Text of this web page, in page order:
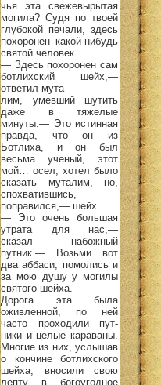
чья эта свежевырытая
могила? Судя по твоей
глубокой печали, здесь
похоронен какой-нибудь
святой человек.
— Здесь похоронен сам
ботлихский шейх,—
ответил мута-
лим, умевший шутить
даже в тяжелые
минуты.— Это истинная
правда, что он из
Ботлиха, и он был
весьма ученый, этот
мой… осел, хотел было
сказать муталим, но,
спохватившись,
поправился,— шейх.
— Это очень большая
утрата для нас,—
сказал набожный
путник.— Возьми вот
два аббаси, помолись и
за мою душу у могилы
святого шейха.
Дорога эта была
оживленной, по ней
часто проходили пут-
ники и целые караваны.
Многие из них, услышав
о кончине ботлихского
шейха, вносили свою
лепту в богоугодное